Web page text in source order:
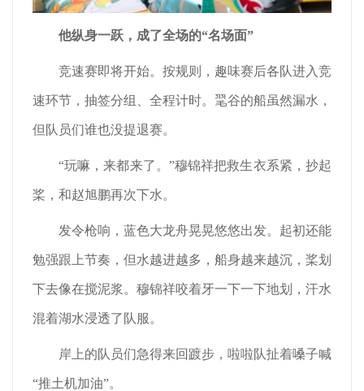
他纵身一跃，成了全场的“名场面”
竞速赛即将开始。按规则，趣味赛后各队进入竞
速环节，抽签分组、全程计时。毣谷的船虽然漏水，
但队员们谁也没提退赛。
“玩嘛，来都来了。”穆锦祥把救生衣系紧，抄起
桨，和赵旭鹏再次下水。
发令枪响，蓝色大龙舟晃晃悠悠出发。起初还能
勉强跟上节奏，但水越进越多，船身越来越沉，桨划
下去像在搅泥浆。穆锦祥咬着牙一下一下地划，汗水
混着湖水浸透了队服。
岸上的队员们急得来回踱步，啦啦队扯着嗓子喊
“推土机加油”。